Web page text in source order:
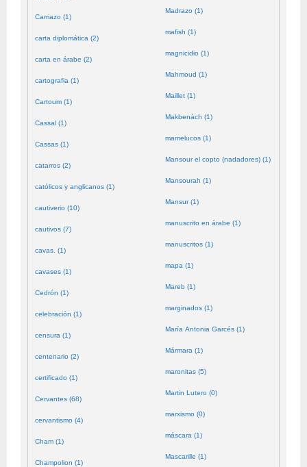
Carriazo (1)
carta diplomática (2)
carta en árabe (2)
cartografia (1)
Cartoum (1)
Cassal (1)
Cassas (1)
catarros (2)
católicos y anglicanos (1)
cautiverio (10)
cautivos (7)
cavas. (1)
cavases (1)
Cedrón (1)
celebración (1)
censura (1)
centenario (2)
certificado (1)
Cervantes (68)
cervantismo (4)
Cham (1)
Champolion (1)
Madrazo (1)
mafish (1)
magnicidio (1)
Mahmoud (1)
Maillet (1)
Makbenách (1)
mamelucos (1)
Mansour el copto (nadadores) (1)
Mansourah (1)
Mansur (1)
manuscrito en árabe (1)
manuscritos (1)
mapa (1)
Mareb (1)
marginados (1)
María Antonia Garcés (1)
Mármara (1)
maronitas (5)
Martin Lutero (0)
marxismo (0)
máscara (1)
Mascarille (1)